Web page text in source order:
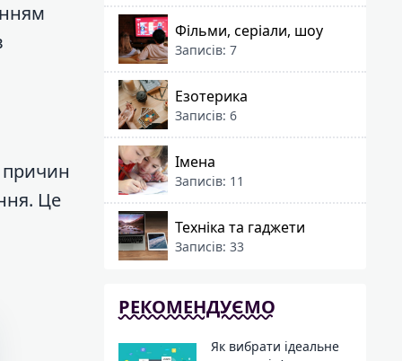
причин
Це
Фільми, серіали, шоу
Записів: 7
Езотерика
Записів: 6
Імена
Записів: 11
Техніка та гаджети
Записів: 33
РЕКОМЕНДУЄМО
Як вибрати ідеальне